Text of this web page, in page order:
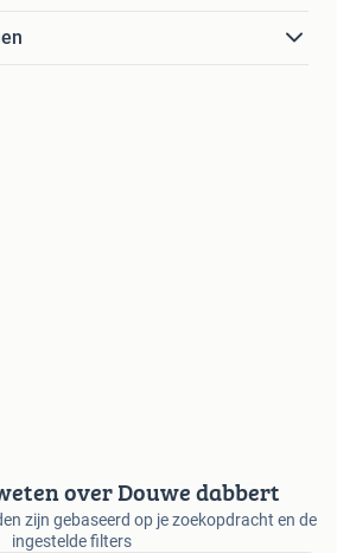
over Douwe dabbert
zijn gebaseerd op je zoekopdracht en de
ingestelde filters